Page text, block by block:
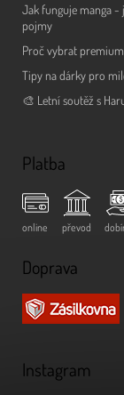
Jak funguje manga -
pojmy
Proč vybrat
Tipy na dárky pro
🎨 Letní soutěž s
Platba
online převod
Doprava
Instagram